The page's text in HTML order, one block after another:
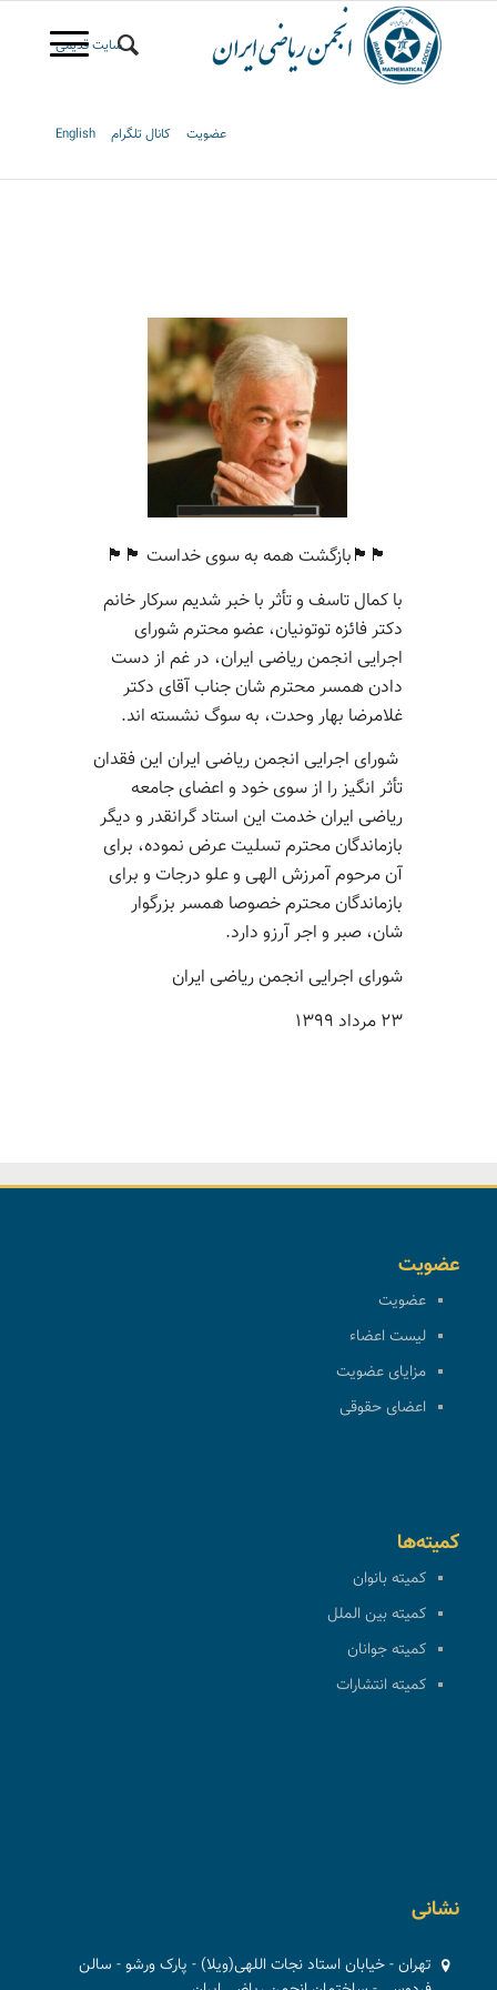
سایت قدیمی
عضویت کانال تلگرام English
🏴🏴بازگشت همه به سوی خداست 🏴🏴
با کمال تاسف و تأثر با خبر شدیم سرکار خانم
دکتر فائزه توتونیان، عضو محترم شورای
اجرایی انجمن ریاضی ایران، در غم از دست
دادن همسر محترم شان جناب آقای دکتر
غلامرضا بهار وحدت، به سوگ نشسته اند.
شورای اجرایی انجمن ریاضی ایران این فقدان
تأثر انگیز را از سوی خود و اعضای جامعه
ریاضی ایران خدمت این استاد گرانقدر و دیگر
بازماندگان محترم تسلیت عرض نموده، برای
آن مرحوم آمرزش الهی و علو درجات و برای
بازماندگان محترم خصوصا همسر بزرگوار
شان، صبر و اجر آرزو دارد.
شورای اجرایی انجمن ریاضی ایران
۲۳ مرداد ۱۳۹۹
عضویت
عضویت
لیست اعضاء
مزایای عضویت
اعضای حقوقی
کمیته‌ها
کمیته بانوان
کمیته بین الملل
کمیته جوانان
کمیته انتشارات
نشانی
تهران - خیابان استاد نجات اللهی(ویلا) - پارک ورشو - سالن